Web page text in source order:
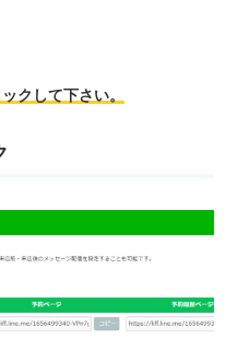
クして下さい。